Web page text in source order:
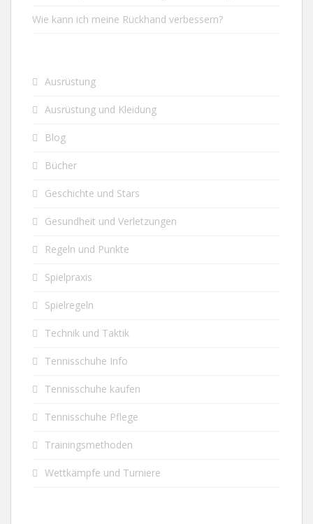
Wie kann ich meine Rückhand verbessern?
Ausrüstung
Ausrüstung und Kleidung
Blog
Bücher
Geschichte und Stars
Gesundheit und Verletzungen
Regeln und Punkte
Spielpraxis
Spielregeln
Technik und Taktik
Tennisschuhe Info
Tennisschuhe kaufen
Tennisschuhe Pflege
Trainingsmethoden
Wettkämpfe und Turniere